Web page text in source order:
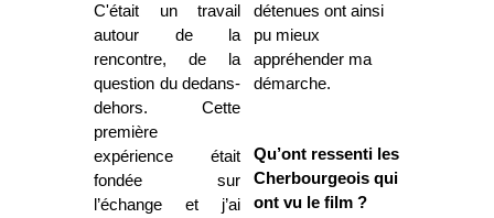
C'était un travail
autour de la
rencontre, de la
question du dedans-
dehors. Cette
première
expérience était
fondée sur
l’échange et j’ai
détenues ont ainsi
pu mieux
appréhender ma
démarche.
Qu’ont ressenti les
Cherbourgeois qui
ont vu le film ?